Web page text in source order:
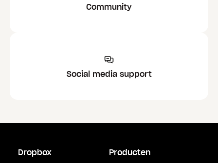
Community
Social media support
Dropbox Producten